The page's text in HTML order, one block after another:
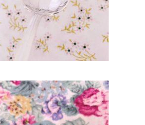
AJOUTER AU PANIER